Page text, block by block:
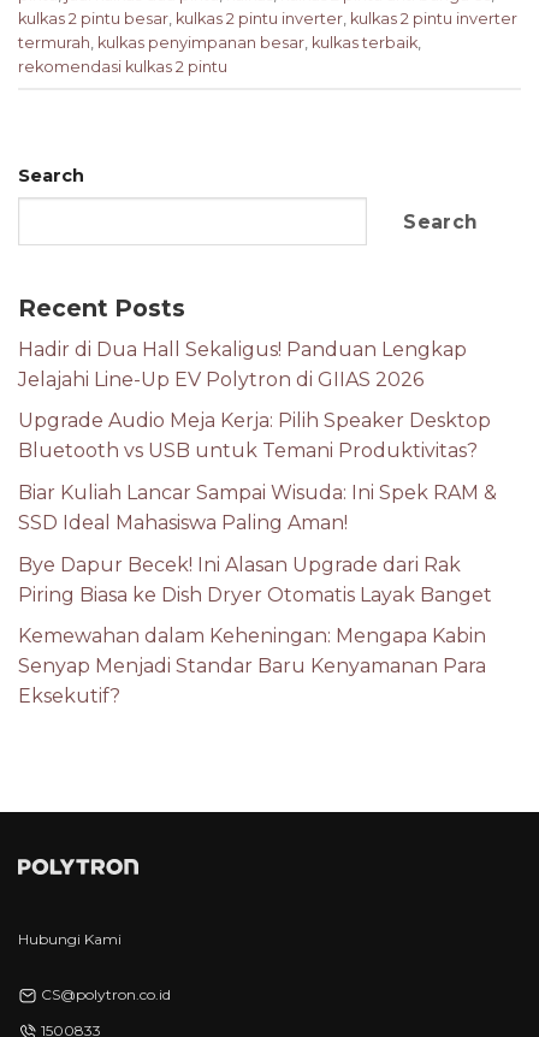
kulkas 2 pintu besar kulkas 2 pintu inverter kulkas 2 pintu inverter
termurah kulkas penyimpanan besar kulkas terbaik
rekomendasi kulkas 2 pintu
Search
Search
Recent Posts
Hadir di Dua Hall Sekaligus! Panduan Lengkap
Jelajahi Line-Up EV Polytron di GIIAS 2026
Upgrade Audio Meja Kerja: Pilih Speaker Desktop
Bluetooth vs USB untuk Temani Produktivitas?
Biar Kuliah Lancar Sampai Wisuda: Ini Spek RAM &
SSD Ideal Mahasiswa Paling Aman!
Bye Dapur Becek! Ini Alasan Upgrade dari Rak
Piring Biasa ke Dish Dryer Otomatis Layak Banget
Kemewahan dalam Keheningan: Mengapa Kabin
Senyap Menjadi Standar Baru Kenyamanan Para
Eksekutif?
Hubungi Kami
CS@polytron.co.id
1500833